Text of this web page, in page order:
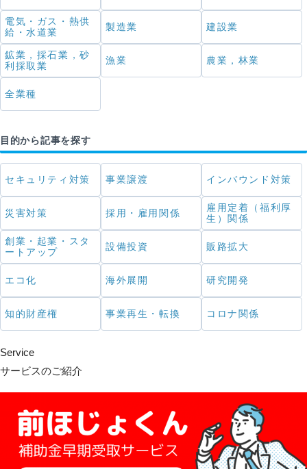
電気・ガス・熱供
給・水道業
製造業 建設業
鉱業，採石業，砂
利採取業
漁業 農業，林業
全業種
目的から記事を探す
セキュリティ対策 事業譲渡 インバウンド対策
災害対策 採用・雇用関係
雇用定着（福利厚
生）関係
創業・起業・スタ
ートアップ
設備投資 販路拡大
エコ化 海外展開 研究開発
知的財産権 事業再生・転換 コロナ関係
Service
サービスのご紹介